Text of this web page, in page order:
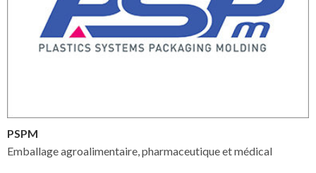
PSPM
Emballage agroalimentaire, pharmaceutique et médical